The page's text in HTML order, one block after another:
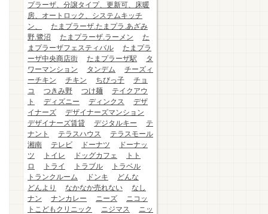
プラーザ、分譲タイプ、更新可、床暖
房、オートロック、システムキッチ
ン、
たまプラーザ.たまプラ.あざみ
野.鷺沼
たまプラーザ.ラーメン
た
まプラーザフェスティバル
たまプラ
ーザ中央商店街
たまプラーザ駅
タ
ワーマンション
タンデム
チーズィ
ーチキン
チキン ちびっ子
チョ
コ
つきみ野 つけ麺
テイクアウ
ト
ディズニー ディンクス
デザ
イナーズ
デザイナーズマンション
デザイナーズ賃貸
デジタルキー
テ
ナント
テラスハウス
テラスモール
湘南
テレビ ドーナツ
ドーナッ
ツ
トイレ ドッグカフェ
トト
ロ
トライ トラブル
トラベル
トランクルーム
ドンキ
どんな
どんより
なかなか売れない
なし
ナン
ナンカレー ニーズ
ニコッ
トこどもクリニック
ニジマス
ニッ